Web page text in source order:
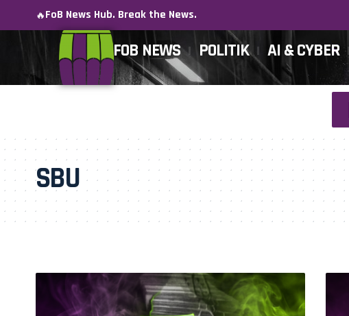
🔥FoB News Hub. Break the News.
FOB NEWS POLITIK AI & CYBER
SBU